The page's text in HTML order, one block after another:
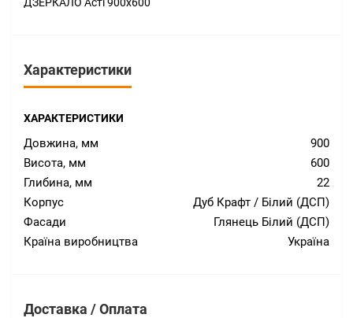
Характеристики
ХАРАКТЕРИСТИКИ
Довжина, мм
900
Висота, мм
600
Глибина, мм
22
Корпус
Дуб Крафт / Білий (ДСП)
Фасади
Глянець Білий (ДСП)
Країна виробництва
Україна
Доставка / Оплата